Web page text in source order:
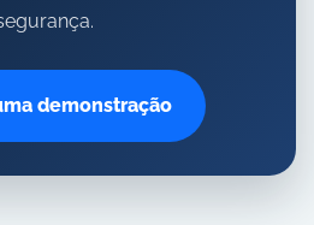
demonstração